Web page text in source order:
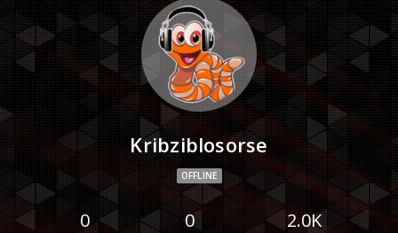
Kribziblosorse
OFFLINE
0 0 2.0K